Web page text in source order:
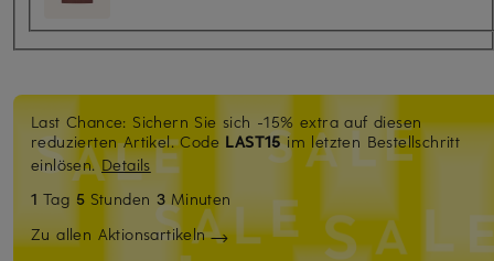
Last Chance: Sichern Sie sich -15% extra auf diesen
reduzierten Artikel. Code LAST15im letzten Bestellschritt
einlösen.Details
1 Tag 5 Stunden 3 Minuten
Zu allen Aktionsartikeln